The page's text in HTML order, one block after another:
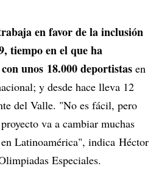
en favor de la inclusión
tiempo en el que ha
unos 18.000 deportistas en
y desde hace lleva 12
del Valle. "No es fácil, pero
va a cambiar muchas
Latinoamérica", indica Héctor
Especiales.